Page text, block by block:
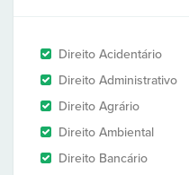
Direito Acidentário
Direito Administrativo
Direito Agrário
Direito Ambiental
Direito Bancário